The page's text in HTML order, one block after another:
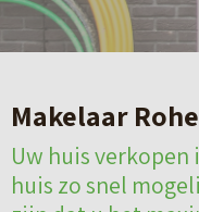
Makelaar
Uw huis verkopen
huis zo snel